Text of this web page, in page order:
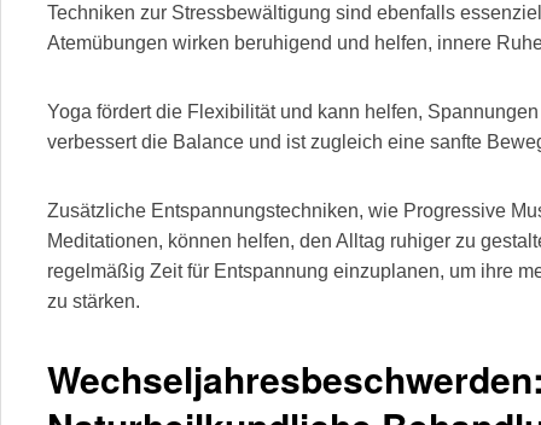
Techniken zur Stressbewältigung sind ebenfalls
Atemübungen wirken beruhigend und helfen, innere
Yoga fördert die Flexibilität und kann helfen,
verbessert die Balance und ist zugleich eine sanfte
Zusätzliche Entspannungstechniken, wie Progressive
Meditationen, können helfen, den Alltag ruhiger zu
regelmäßig Zeit für Entspannung einzuplanen, um ihre
zu stärken.